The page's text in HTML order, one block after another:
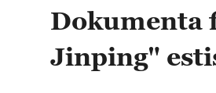
Dokumenta
Jinping"